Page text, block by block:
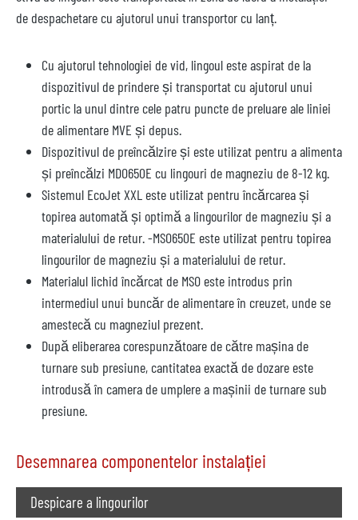
de despachetare cu ajutorul unui transportor cu lanț.
Cu ajutorul tehnologiei de vid, lingoul este aspirat de la
dispozitivul de prindere și transportat cu ajutorul unui
portic la unul dintre cele patru puncte de preluare ale liniei
de alimentare MVE și depus.
Dispozitivul de preîncălzire și este utilizat pentru a alimenta
și preîncălzi MDO650E cu lingouri de magneziu de 8-12 kg.
Sistemul EcoJet XXL este utilizat pentru încărcarea și
topirea automată și optimă a lingourilor de magneziu și a
materialului de retur. -MSO650E este utilizat pentru topirea
lingourilor de magneziu și a materialului de retur.
Materialul lichid încărcat de MSO este introdus prin
intermediul unui buncăr de alimentare în creuzet, unde se
amestecă cu magneziul prezent.
După eliberarea corespunzătoare de către mașina de
turnare sub presiune, cantitatea exactă de dozare este
introdusă în camera de umplere a mașinii de turnare sub
presiune.
Desemnarea componentelor instalației
Despicare a lingourilor